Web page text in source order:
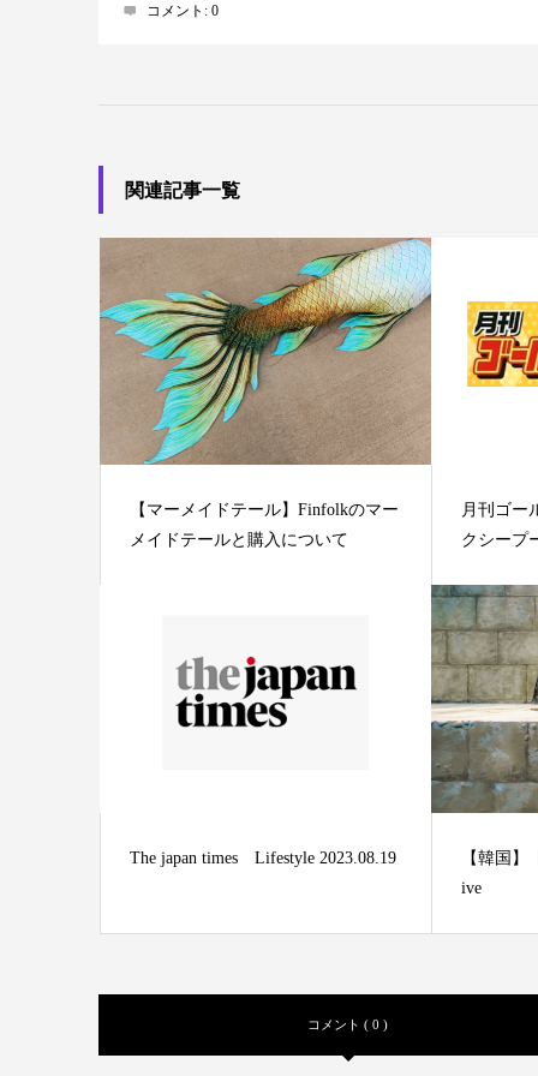
コメント: 0
関連記事一覧
【マーメイドテール】Finfolkのマー
メイドテールと購入について
月刊ゴー
クシープ
The japan times Lifestyle 2023.08.19
【韓国】
ive
コメント ( 0 )